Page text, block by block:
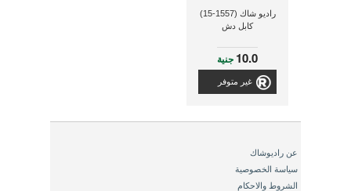
راديو شاك (1557-15)
كابل دش
10.0 جنية
غير متوفر
عن راديوشاك
سياسة الخصوصية
الشروط والاحكام